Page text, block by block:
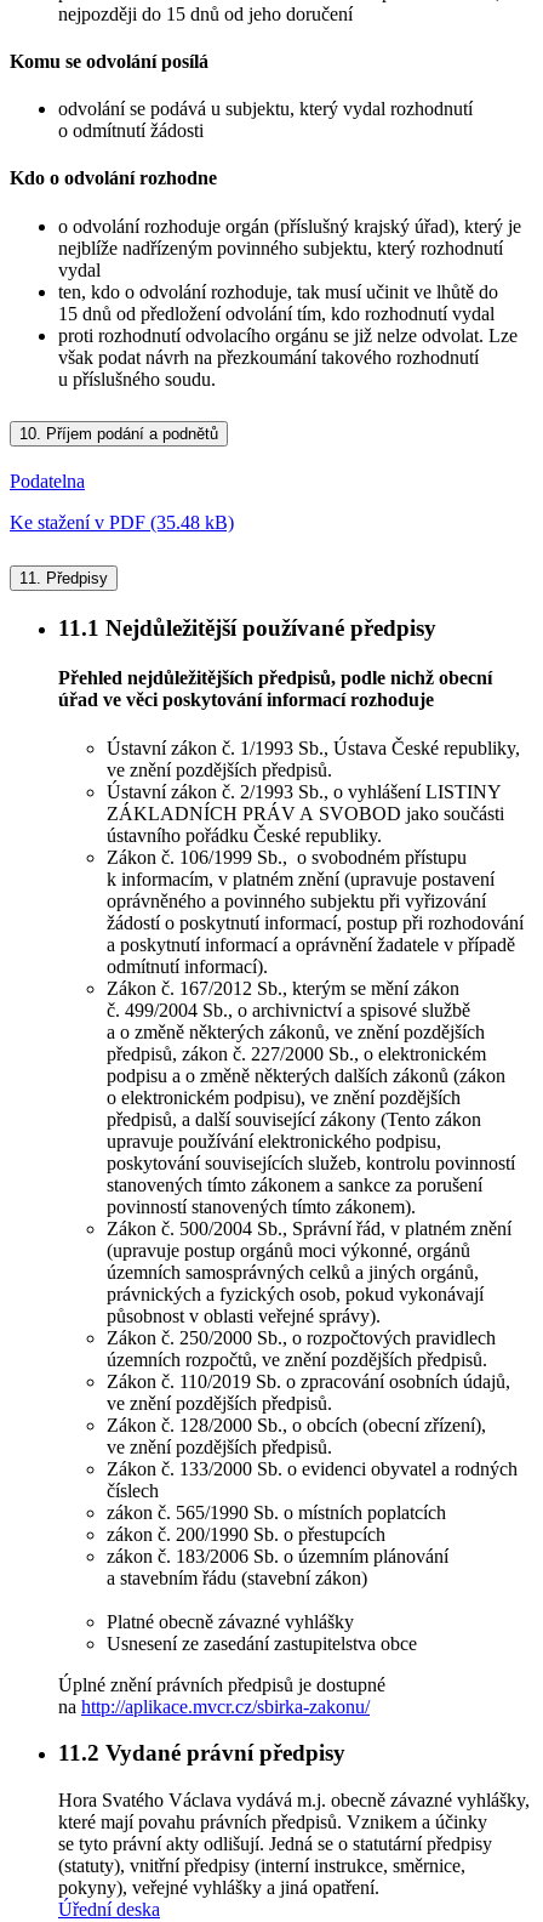
nejpozději do 15 dnů od jeho doručení
Komu se odvolání posílá
odvolání se podává u subjektu, který vydal rozhodnutí
o odmítnutí žádosti
Kdo o odvolání rozhodne
o odvolání rozhoduje orgán (příslušný krajský úřad), který je
nejblíže nadřízeným povinného subjektu, který rozhodnutí
vydal
ten, kdo o odvolání rozhoduje, tak musí učinit ve lhůtě do
15 dnů od předložení odvolání tím, kdo rozhodnutí vydal
proti rozhodnutí odvolacího orgánu se již nelze odvolat. Lze
však podat návrh na přezkoumání takového rozhodnutí
u příslušného soudu.
10. Příjem podání a podnětů
Podatelna
Ke stažení v PDF (35.48 kB)
11. Předpisy
11.1 Nejdůležitější používané předpisy
Přehled nejdůležitějších předpisů, podle nichž obecní
úřad ve věci poskytování informací rozhoduje
Ústavní zákon č. 1/1993 Sb., Ústava České republiky,
ve znění pozdějších předpisů.
Ústavní zákon č. 2/1993 Sb., o vyhlášení LISTINY
ZÁKLADNÍCH PRÁV A SVOBOD jako součásti
ústavního pořádku České republiky.
Zákon č. 106/1999 Sb., o svobodném přístupu
k informacím, v platném znění (upravuje postavení
oprávněného a povinného subjektu při vyřizování
žádostí o poskytnutí informací, postup při rozhodování
a poskytnutí informací a oprávnění žadatele v případě
odmítnutí informací).
Zákon č. 167/2012 Sb., kterým se mění zákon
č. 499/2004 Sb., o archivnictví a spisové službě
a o změně některých zákonů, ve znění pozdějších
předpisů, zákon č. 227/2000 Sb., o elektronickém
podpisu a o změně některých dalších zákonů (zákon
o elektronickém podpisu), ve znění pozdějších
předpisů, a další související zákony (Tento zákon
upravuje používání elektronického podpisu,
poskytování souvisejících služeb, kontrolu povinností
stanovených tímto zákonem a sankce za porušení
povinností stanovených tímto zákonem).
Zákon č. 500/2004 Sb., Správní řád, v platném znění
(upravuje postup orgánů moci výkonné, orgánů
územních samosprávných celků a jiných orgánů,
právnických a fyzických osob, pokud vykonávají
působnost v oblasti veřejné správy).
Zákon č. 250/2000 Sb., o rozpočtových pravidlech
územních rozpočtů, ve znění pozdějších předpisů.
Zákon č. 110/2019 Sb. o zpracování osobních údajů,
ve znění pozdějších předpisů.
Zákon č. 128/2000 Sb., o obcích (obecní zřízení),
ve znění pozdějších předpisů.
Zákon č. 133/2000 Sb. o evidenci obyvatel a rodných
číslech
zákon č. 565/1990 Sb. o místních poplatcích
zákon č. 200/1990 Sb. o přestupcích
zákon č. 183/2006 Sb. o územním plánování
a stavebním řádu (stavební zákon)
Platné obecně závazné vyhlášky
Usnesení ze zasedání zastupitelstva obce
Úplné znění právních předpisů je dostupné
na http://aplikace.mvcr.cz/sbirka-zakonu/
11.2 Vydané právní předpisy
Hora Svatého Václava vydává m.j. obecně závazné vyhlášky,
které mají povahu právních předpisů. Vznikem a účinky
se tyto právní akty odlišují. Jedná se o statutární předpisy
(statuty), vnitřní předpisy (interní instrukce, směrnice,
pokyny), veřejné vyhlášky a jiná opatření.
Úřední deska